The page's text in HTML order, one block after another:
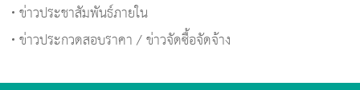
ข่าวประชาสัมพันธ์ภายใน
ข่าวประกวดสอบราคา / ข่าวจัดซื้อจัดจ้าง